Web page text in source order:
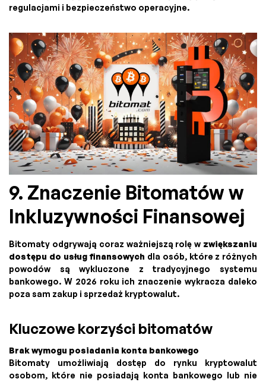
regulacjami i bezpieczeństwo operacyjne.
9. Znaczenie Bitomatów w
Inkluzywności Finansowej
Bitomaty odgrywają coraz ważniejszą rolę w zwiększaniu
dostępu do usług finansowych dla osób, które z różnych
powodów są wykluczone z tradycyjnego systemu
bankowego. W 2026 roku ich znaczenie wykracza daleko
poza sam zakup i sprzedaż kryptowalut.
Kluczowe korzyści bitomatów
Brak wymogu posiadania konta bankowego
Bitomaty umożliwiają dostęp do rynku kryptowalut
osobom, które nie posiadają konta bankowego lub nie